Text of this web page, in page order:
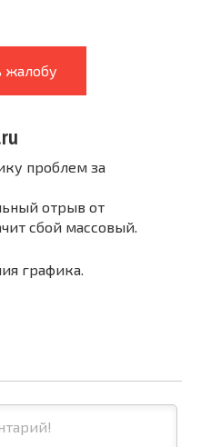
жалобу
проблем за
отрыв от
сбой массовый.
графика.